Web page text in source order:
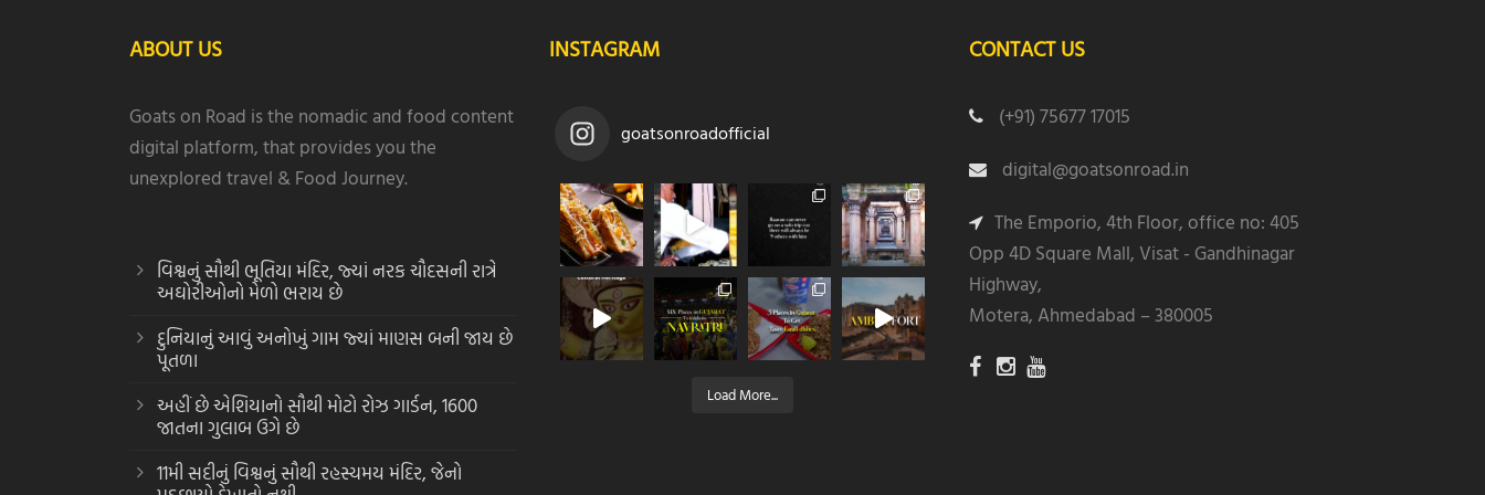
ABOUT US
Goats on Road is the nomadic and food content
digital platform, that provides you the
unexplored travel & Food Journey.
વિશ્વનું સૌથી ભૂતિયા મંદિર, જ્યાં નરક ચૌદસની રાત્રે
અઘોરીઓનો મેળો ભરાય છે
દુનિયાનું આવું અનોખું ગામ જ્યાં માણસ બની જાય છે
પૂતળા
અહીં છે એશિયાનો સૌથી મોટો રોઝ ગાર્ડન, 1600
જાતના ગુલાબ ઉગે છે
11મી સદીનું વિશ્વનું સૌથી રહસ્યમય મંદિર, જેનો
INSTAGRAM
goatsonroadofficial
Load More...
CONTACT US
(+91) 75677 17015
digital@goatsonroad.in
The Emporio, 4th Floor, office no: 405
Opp 4D Square Mall, Visat - Gandhinagar
Highway,
Motera, Ahmedabad – 380005